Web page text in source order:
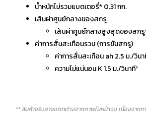
น้ำหนักไม่รวมแบตเตอรี่* 0.31 กก.
เส้นผ่าศูนย์กลางของสกรู
เส้นผ่าศูนย์กลางสูงสุดของสกรู
ค่าการสั่นสะเทือนรวม (การขันสกรู)
ค่าการสั่นสะเทือน ah 2.5 ม./วินา
ความไม่แน่นอน K 1.5 ม./วินาที²
** สินค้าจริงอาจแตกต่างจากภาพในหน้าจอ เนื่องจาก